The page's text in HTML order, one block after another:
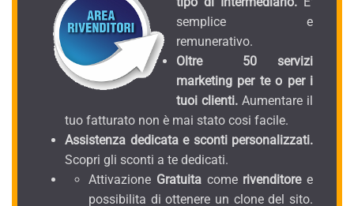
semplice e
remunerativo.
Oltre 50 servizi
marketing per te o per i
tuoi clienti. Aumentare il
tuo fatturato non è mai stato cosi facile.
Assistenza dedicata e sconti personalizzati.
Scopri gli sconti a te dedicati.
Attivazione Gratuitacomerivenditoree
possibilita di ottenere un clone del sito.